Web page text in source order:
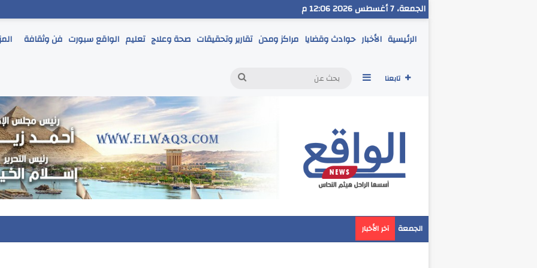
الجمعة، 7 أغسطس 2026 12:06 م
الرئيسية الأخبار حوادث وقضايا مراكز ومدن تقارير وتحقيقات صحة وعلاج تعليم الواقع سبورت فن وثقافة
تابعنا إضافة عمود جانبي
بحث
الجمعة آخر الأخبار